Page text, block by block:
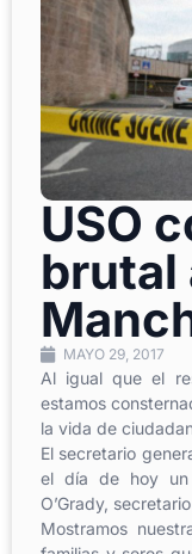
USO
brutal
MAYO 29, 2017
Al igual que el
estamos
la vida de
El secretario
el día de hoy un
O’Grady,
Mostramos